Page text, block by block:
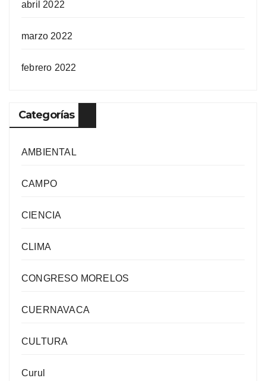
abril 2022
marzo 2022
febrero 2022
Categorías
AMBIENTAL
CAMPO
CIENCIA
CLIMA
CONGRESO MORELOS
CUERNAVACA
CULTURA
Curul